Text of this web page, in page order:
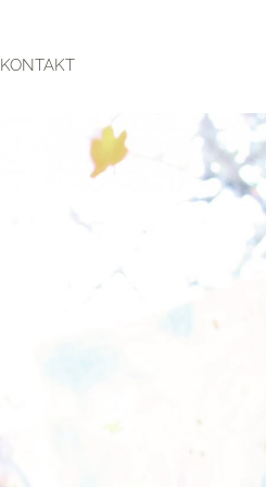
KONTAKT